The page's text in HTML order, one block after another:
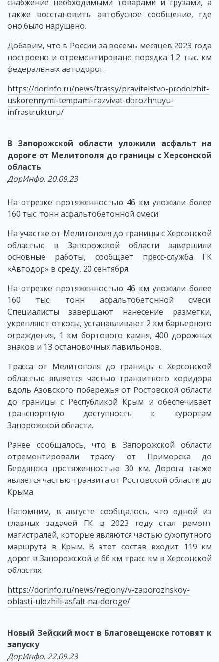
снабжение необходимыми товарами и грузами, а
также восстановить автобусное сообщение, где
оно было нарушено.
Добавим, что в России за восемь месяцев 2023 года
построено и отремонтировано порядка 1,2 тыс. км
федеральных автодорог.
https://dorinfo.ru/news/trassy/pravitelstvo-prodolzhit-
uskorennymi-tempami-razvivat-dorozhnuyu-
infrastrukturu/
В Запорожской области уложили асфальт на
дороге от Мелитополя до границы с Херсонской
область
ДорИнфо, 20.09.23
На отрезке протяженностью 46 км уложили более
160 тыс. тонн асфальтобетонной смеси.
На участке от Мелитополя до границы с Херсонской
областью в Запорожской области завершили
основные работы, сообщает пресс-служба ГК
«Автодор» в среду, 20 сентября.
На отрезке протяженностью 46 км уложили более
160 тыс. тонн асфальтобетонной смеси.
Специалисты завершают нанесение разметки,
укрепляют откосы, устанавливают 2 км барьерного
ограждения, 1 км бортового камня, 400 дорожных
знаков и 13 остановочных павильонов.
Трасса от Мелитополя до границы с Херсонской
областью является частью транзитного коридора
вдоль Азовского побережья от Ростовской области
до границы с Республикой Крым и обеспечивает
транспортную доступность к курортам
Запорожской области.
Ранее сообщалось, что в Запорожской области
отремонтировали трассу от Приморска до
Бердянска протяженностью 30 км. Дорога также
является частью транзита от Ростовской области до
Крыма.
Напомним, в августе сообщалось, что одной из
главных задачей ГК в 2023 году стал ремонт
магистралей, которые являются частью сухопутного
маршрута в Крым. В этот состав входит 119 км
дорог в Запорожской и 66 км трасс км в Херсонской
областях.
https://dorinfo.ru/news/regiony/v-zaporozhskoy-
oblasti-ulozhili-asfalt-na-doroge/
Новый Зейский мост в Благовещенске готовят к
запуску
ДорИнфо, 22.09.23